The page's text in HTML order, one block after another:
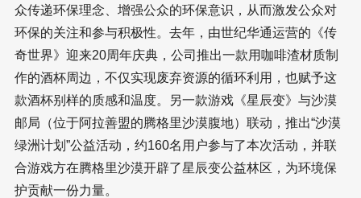
众传递环保理念、增强公众的环保意识，从而激发公众对
环保的关注和参与积极性。去年，由世纪华通运营的《传
奇世界》迎来20周年庆典，公司推出一款用咖啡渣材质制
作的酒杯周边，不仅实现废弃资源的循环利用，也赋予这
款酒杯别样的质感和温度。另一款游戏《星辰变》与沙漠
邮局（位于阿拉善盟的腾格里沙漠腹地）联动，推出“沙漠
绿洲计划”公益活动，约160名用户参与了本次活动，并联
合游戏方在腾格里沙漠开辟了星辰变公益林区，为环境保
护贡献一份力量。